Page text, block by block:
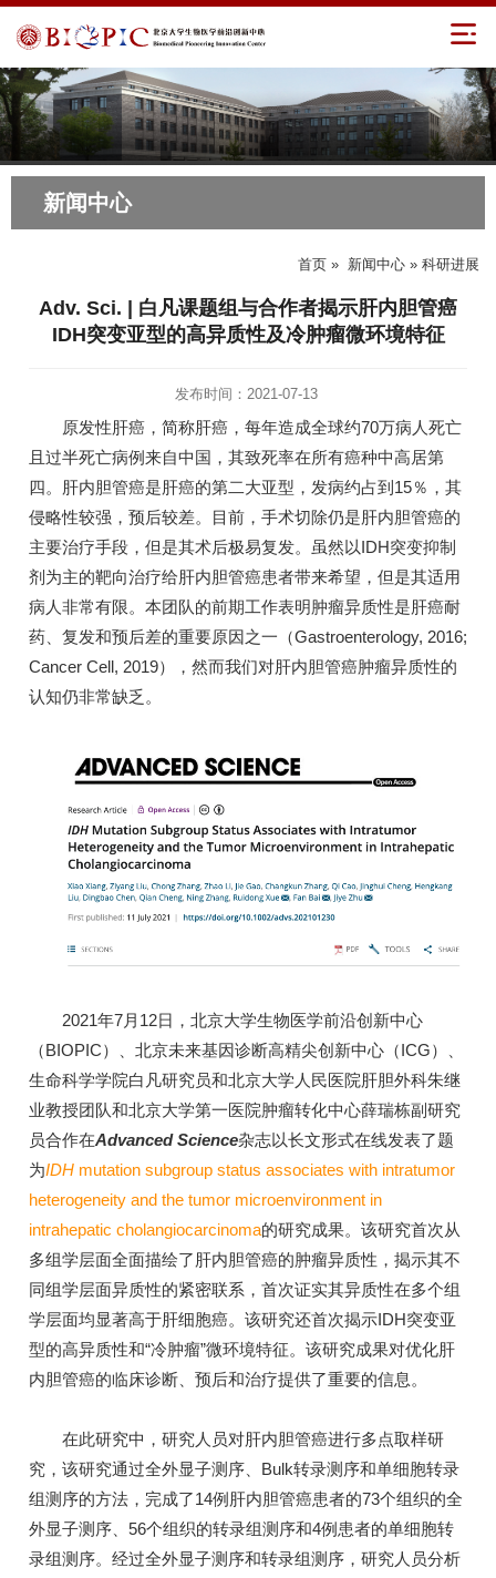
新闻中心
首页 » 新闻中心 » 科研进展
Adv. Sci. | 白凡课题组与合作者揭示肝内胆管癌
IDH突变亚型的高异质性及冷肿瘤微环境特征
发布时间：2021-07-13
原发性肝癌，简称肝癌，每年造成全球约70万病人死亡
且过半死亡病例来自中国，其致死率在所有癌种中高居第
四。肝内胆管癌是肝癌的第二大亚型，发病约占到15％，其
侵略性较强，预后较差。目前，手术切除仍是肝内胆管癌的
主要治疗手段，但是其术后极易复发。虽然以IDH突变抑制
剂为主的靶向治疗给肝内胆管癌患者带来希望，但是其适用
病人非常有限。本团队的前期工作表明肿瘤异质性是肝癌耐
药、复发和预后差的重要原因之一（Gastroenterology, 2016;
Cancer Cell, 2019），然而我们对肝内胆管癌肿瘤异质性的
认知仍非常缺乏。
2021年7月12日，北京大学生物医学前沿创新中心
（BIOPIC）、北京未来基因诊断高精尖创新中心（ICG）、
生命科学学院白凡研究员和北京大学人民医院肝胆外科朱继
业教授团队和北京大学第一医院肿瘤转化中心薛瑞栋副研究
员合作在Advanced Science杂志以长文形式在线发表了题
为IDH mutation subgroup status associates with intratumor
heterogeneity and the tumor microenvironment in
intrahepatic cholangiocarcinoma的研究成果。该研究首次从
多组学层面全面描绘了肝内胆管癌的肿瘤异质性，揭示其不
同组学层面异质性的紧密联系，首次证实其异质性在多个组
学层面均显著高于肝细胞癌。该研究还首次揭示IDH突变亚
型的高异质性和“冷肿瘤”微环境特征。该研究成果对优化肝
内胆管癌的临床诊断、预后和治疗提供了重要的信息。
在此研究中，研究人员对肝内胆管癌进行多点取样研
究，该研究通过全外显子测序、Bulk转录测序和单细胞转录
组测序的方法，完成了14例肝内胆管癌患者的73个组织的全
外显子测序、56个组织的转录组测序和4例患者的单细胞转
录组测序。经过全外显子测序和转录组测序，研究人员分析